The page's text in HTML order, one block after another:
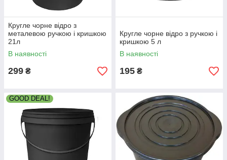
Кругле чорне відро з
металевою ручкою і кришкою
21л
В наявності
299 ₴
Кругле чорне відро з ручкою і
кришкою 5 л
В наявності
195 ₴
GOOD DEAL!